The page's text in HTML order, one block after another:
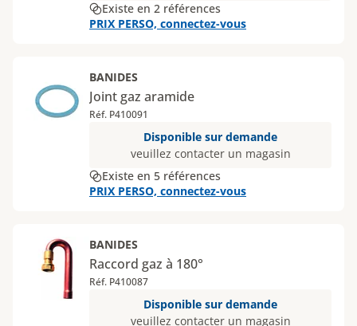
Existe en 2 références
PRIX PERSO, connectez-vous
BANIDES
Joint gaz aramide
Réf. P410091
Disponible sur demande
veuillez contacter un magasin
Existe en 5 références
PRIX PERSO, connectez-vous
BANIDES
Raccord gaz à 180°
Réf. P410087
Disponible sur demande
veuillez contacter un magasin